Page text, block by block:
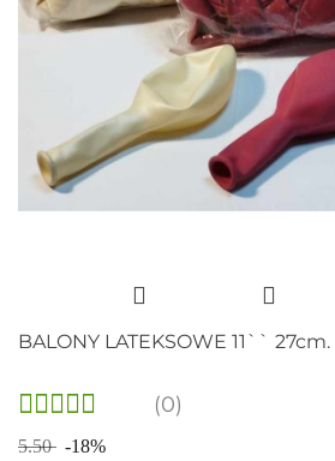
BALONY LATEKSOWE 11`` 27cm.
(0)
5.50
-18%